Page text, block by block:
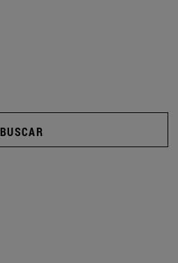
BUSCAR